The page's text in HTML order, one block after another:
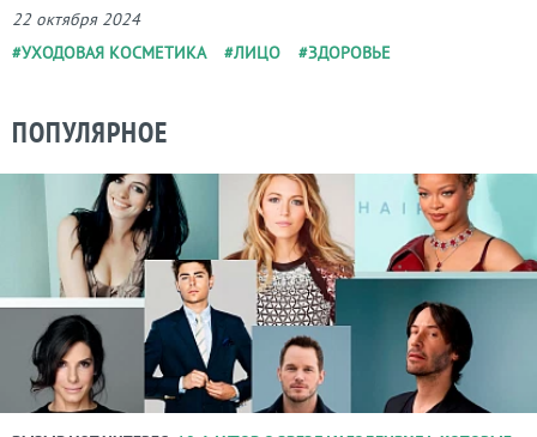
22 октября 2024
#УХОДОВАЯ КОСМЕТИКА
#ЛИЦО #ЗДОРОВЬЕ
ПОПУЛЯРНОЕ